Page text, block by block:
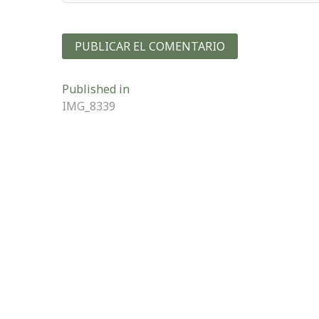
Navegación
de
Published in
IMG_8339